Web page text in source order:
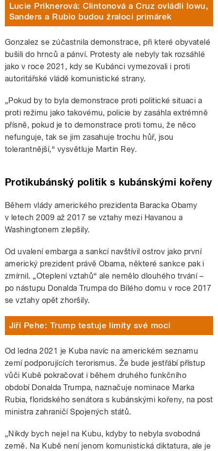
Lucie Priknerová: Clintonová a Cruz ovládli Iowu,
Sanders a Rubio budou žraloci primárek
Gonzalez se zúčastnila demonstrace, při které obyvatelé
bušili do hrnců a pánví. Protesty ale nebyly tak rozsáhlé
jako v roce 2021, kdy se Kubánci vymezovali i proti
autoritářské vládě komunistické strany.
„Pokud by to byla demonstrace proti politické situaci a
proti režimu jako takovému, policie by zasáhla extrémně
přísně, pokud je to demonstrace proti tomu, že něco
nefunguje, tak se jim zasahuje trochu hůř, jsou
tolerantnější,“ vysvětluje Martin Rey.
Protikubánský politik s kubánskými kořeny
Během vlády amerického prezidenta Baracka Obamy
v letech 2009 až 2017 se vztahy mezi Havanou a
Washingtonem zlepšily.
Od uvalení embarga a sankcí navštívil ostrov jako první
americký prezident právě Obama, některé sankce pak i
zmírnil. „Oteplení vztahů“ ale nemělo dlouhého trvání –
po nástupu Donalda Trumpa do Bílého domu v roce 2017
se vztahy opět zhoršily.
Jiří Pehe: Trump testuje limity své moci
Od ledna 2021 je Kuba navíc na americkém seznamu
zemí podporujících terorismus. Že bude jestřábí přístup
vůči Kubě pokračovat i během druhého funkčního
období Donalda Trumpa, naznačuje nominace Marka
Rubia, floridského senátora s kubánskými kořeny, na post
ministra zahraničí Spojených států.
„Nikdy bych nejel na Kubu, kdyby to nebyla svobodná
země. Na Kubě není jenom komunistická diktatura, ale je